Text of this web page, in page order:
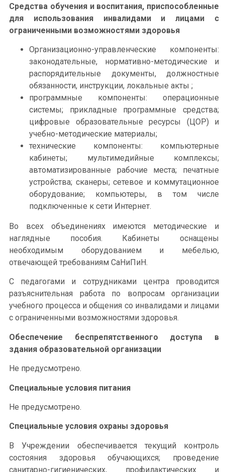
Средства обучения и воспитания, приспособленные
для использования инвалидами и лицами с
ограниченными возможностями здоровья
Организационно-управленческие компоненты:
законодательные, нормативно-методические и
распорядительные документы, должностные
обязанности, инструкции, локальные акты ;
программные компоненты: операционные
системы; прикладные программные средства;
цифровые образовательные ресурсы (ЦОР) и
учебно-методические материалы;
технические компоненты: компьютерные
кабинеты; мультимедийные комплексы;
автоматизированные рабочие места; печатные
устройства; сканеры; сетевое и коммутационное
оборудование; компьютеры, в том числе
подключенные к сети Интернет.
Во всех объединениях имеются методические и
наглядные пособия. Кабинеты оснащены
необходимым оборудованием и мебелью,
отвечающей требованиям СаНиПиН.
С педагогами и сотрудниками центра проводится
разъяснительная работа по вопросам организации
учебного процесса и общения со инвалидами и лицами
с ограниченными возможностями здоровья.
Обеспечение беспрепятственного доступа в
здания образовательной организации
Не предусмотрено.
Специальные условия питания
Не предусмотрено.
Специальные условия охраны здоровья
В Учреждении обеспечивается текущий контроль
состояния здоровья обучающихся; проведение
санитарно-гигиенических, профилактических и